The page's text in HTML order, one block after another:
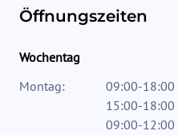
Öffnungszeiten
Wochentag
Montag:
09:00-18:00
15:00-18:00
09:00-12:00